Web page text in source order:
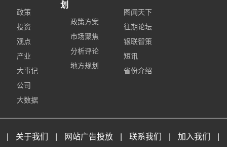
政策
投资
观点
产业
大事记
公司
大数据
划
政策方案
市场聚焦
分析评论
地方规划
图闻天下
往期论坛
银联智策
短讯
省份介绍
关于我们 网站广告投放 联系我们 加入我们